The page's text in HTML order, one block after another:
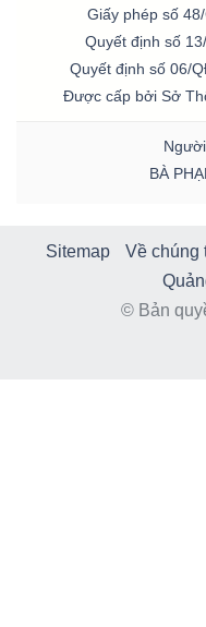
Giấy phép số
Quyết định số
Quyết định số 06/
Được cấp bởi Sở
BÀ
Sitemap Về chúng
© Bản